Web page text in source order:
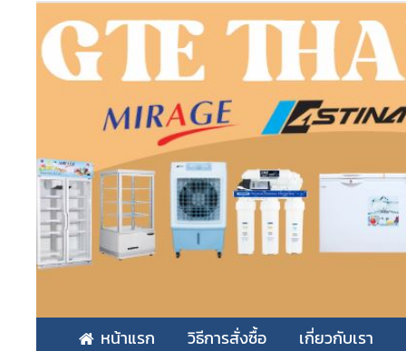
หน้าแรก วิธีการสั่งซื้อ
เกี่ยวกับเรา